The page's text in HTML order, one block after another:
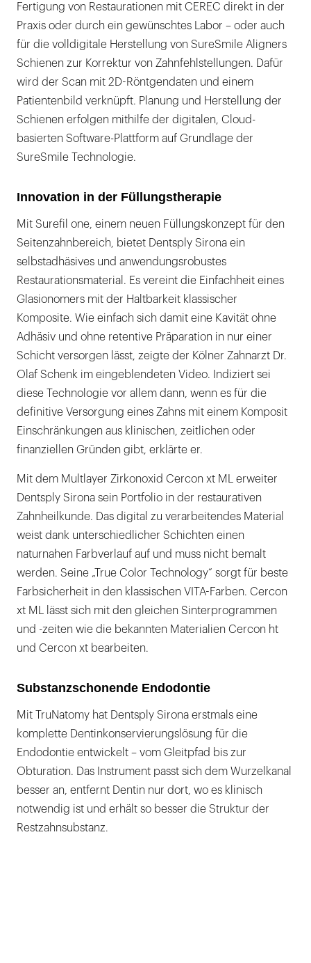
Fertigung von Restaurationen mit CEREC direkt in der
Praxis oder durch ein gewünschtes Labor – oder auch
für die volldigitale Herstellung von SureSmile Aligners
Schienen zur Korrektur von Zahnfehlstellungen. Dafür
wird der Scan mit 2D-Röntgendaten und einem
Patientenbild verknüpft. Planung und Herstellung der
Schienen erfolgen mithilfe der digitalen, Cloud-
basierten Software-Plattform auf Grundlage der
SureSmile Technologie.
Innovation in der Füllungstherapie
Mit Surefil one, einem neuen Füllungskonzept für den
Seitenzahnbereich, bietet Dentsply Sirona ein
selbstadhäsives und anwendungsrobustes
Restaurationsmaterial. Es vereint die Einfachheit eines
Glasionomers mit der Haltbarkeit klassischer
Komposite. Wie einfach sich damit eine Kavität ohne
Adhäsiv und ohne retentive Präparation in nur einer
Schicht versorgen lässt, zeigte der Kölner Zahnarzt Dr.
Olaf Schenk im eingeblendeten Video. Indiziert sei
diese Technologie vor allem dann, wenn es für die
definitive Versorgung eines Zahns mit einem Komposit
Einschränkungen aus klinischen, zeitlichen oder
finanziellen Gründen gibt, erklärte er.
Mit dem Multlayer Zirkonoxid Cercon xt ML erweiter
Dentsply Sirona sein Portfolio in der restaurativen
Zahnheilkunde. Das digital zu verarbeitendes Material
weist dank unterschiedlicher Schichten einen
naturnahen Farbverlauf auf und muss nicht bemalt
werden. Seine „True Color Technology“ sorgt für beste
Farbsicherheit in den klassischen VITA-Farben. Cercon
xt ML lässt sich mit den gleichen Sinterprogrammen
und -zeiten wie die bekannten Materialien Cercon ht
und Cercon xt bearbeiten.
Substanzschonende Endodontie
Mit TruNatomy hat Dentsply Sirona erstmals eine
komplette Dentinkonservierungslösung für die
Endodontie entwickelt – vom Gleitpfad bis zur
Obturation. Das Instrument passt sich dem Wurzelkanal
besser an, entfernt Dentin nur dort, wo es klinisch
notwendig ist und erhält so besser die Struktur der
Restzahnsubstanz.